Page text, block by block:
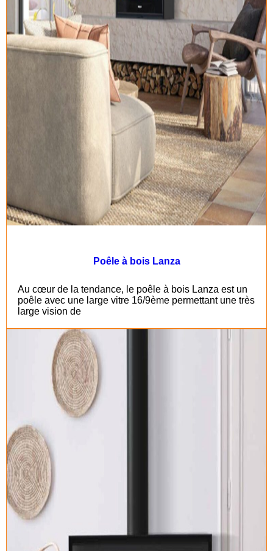
Poêle à bois Lanza
Au cœur de la tendance, le poêle à bois Lanza est un
poêle avec une large vitre 16/9ème permettant une très
large vision de